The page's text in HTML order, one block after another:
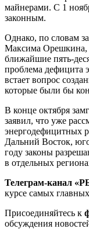
майнерами. С 1
законным.
Однако, по словам
Максима Орешкина,
ближайшие пять-
проблема дефицита
встает вопрос
которые были бы
В конце октября
заявил, что уже
энергодефицитных
Дальний Восток,
году законы
в отдельных
Телеграм-канал
курсе самых
Присоединяйтесь к
обсуждения